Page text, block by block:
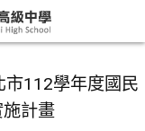
市112學年度國民
計畫